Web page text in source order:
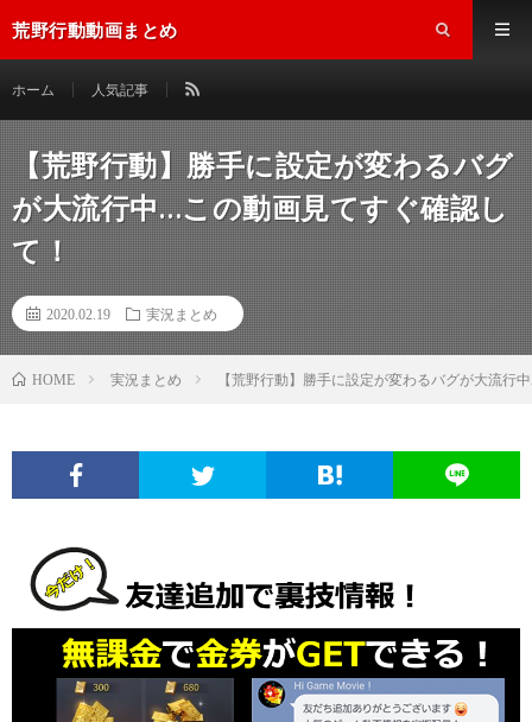
荒野行動動画まとめ
ホーム 人気記事
【荒野行動】勝手に設定が変わるバグ
が大流行中…この動画見てすぐ確認し
て！
2020.02.19 実況まとめ
HOME 実況まとめ 【荒野行動】勝手に設定が変わるバグが大流行